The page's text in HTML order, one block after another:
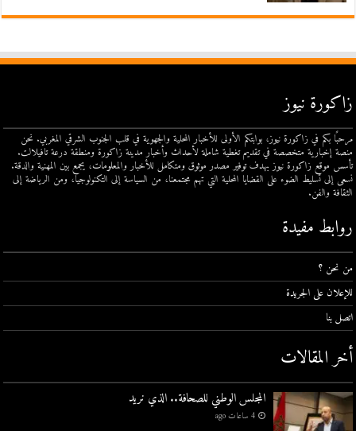
زاكورة نيوز
مرحبًا بكم في زاكورة نيوز، بوابتكم الأولى للأخبار المحلية والجهوية في قلب الجنوب الشرقي المغربي. نحن
منصة إخبارية متخصصة في تقديم تغطية شاملة لأحداث وأخبار مدينة زاكورة ومنطقة درعة تافيلالت.
تأسس موقع زاكورة نيوز بهدف توفير مصدر موثوق ومتكامل للأخبار والمعلومات، يجمع بين المهنية والدقة.
نسعى إلى تسليط الضوء على القضايا المحلية التي تهم مجتمعنا، من السياسة إلى التكنولوجيا، ومن الرياضة إلى
الثقافة والفن.
روابط مفيدة
من نحن ؟
للإعلان على الجريدة
اتصل بنا
أخر المقالات
المجلس الوطني للصحافة.. الذي نريد
4 ساعات ago